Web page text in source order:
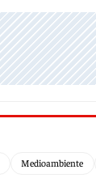
Medioambiente